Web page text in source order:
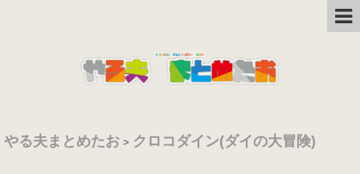
やる夫まとめたお > クロコダイン(ダイの大冒険)